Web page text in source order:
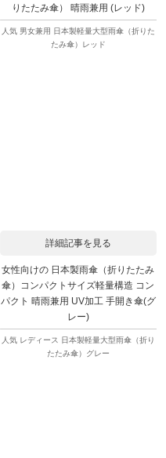
りたたみ傘） 晴雨兼用 (レッド)
人気 男女兼用 日本製軽量大型雨傘（折りた
たみ傘）レッド
詳細記事を見る
女性向けの 日本製雨傘（折りたたみ
傘）コンパクトサイズ軽量構造 コン
パクト 晴雨兼用 UV加工 手開き傘(グ
レー)
人気 レディース 日本製軽量大型雨傘（折り
たたみ傘）グレー